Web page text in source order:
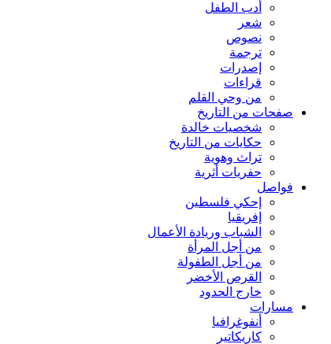
أدب الطفل
شعر
نصوص
ترجمة
إصدرات
قراءات
من وحي القلم
صفحات من التاريخ
شخصيات خالدة
حكايات من التاريخ
تراث وهوية
حفريات أثرية
فواصل
إحكي فلسطين
إفريقيا
الشباب وريادة الأعمال
من أجل المرأة
من أجل الطفولة
القرص الأخضر
خارج الحدود
مسارات
أنفوغرافيا
كاريكاتير